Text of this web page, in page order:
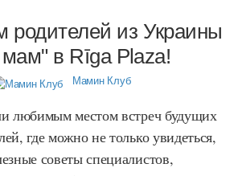
родителей из Украины
мам" в Rīga Plaza!
Мамин Клуб
любимым местом встреч будущих
где можно не только увидеться,
советы специалистов,